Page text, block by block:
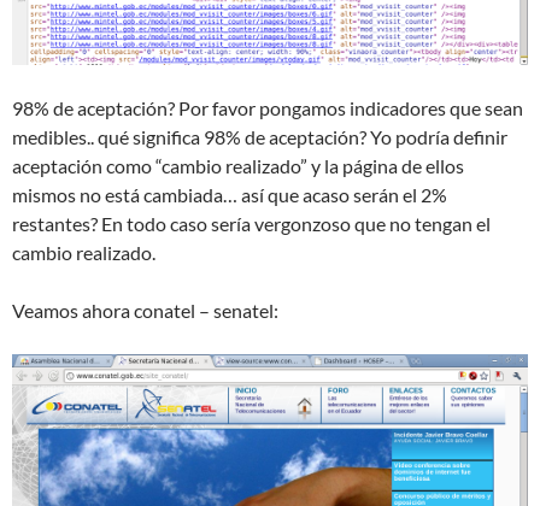
98% de aceptación? Por favor pongamos indicadores que sean
medibles.. qué significa 98% de aceptación? Yo podría definir
aceptación como “cambio realizado” y la página de ellos
mismos no está cambiada… así que acaso serán el 2%
restantes? En todo caso sería vergonzoso que no tengan el
cambio realizado.
Veamos ahora conatel – senatel: